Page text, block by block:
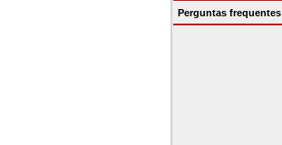
Perguntas frequentes